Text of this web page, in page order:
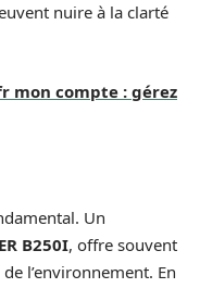
nuire à la clarté
mon compte : gérez
Un
B250I, offre souvent
l’environnement. En